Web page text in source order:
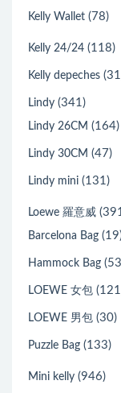
Kelly Wallet (78)
Kelly 24/24 (118)
Kelly depeches
Lindy (341)
Lindy 26CM (164)
Lindy 30CM (47)
Lindy mini (131)
Loewe 羅意威
Barcelona Bag
Hammock Bag
LOEWE 女包
LOEWE 男包 (30)
Puzzle Bag (133)
Mini kelly (946)